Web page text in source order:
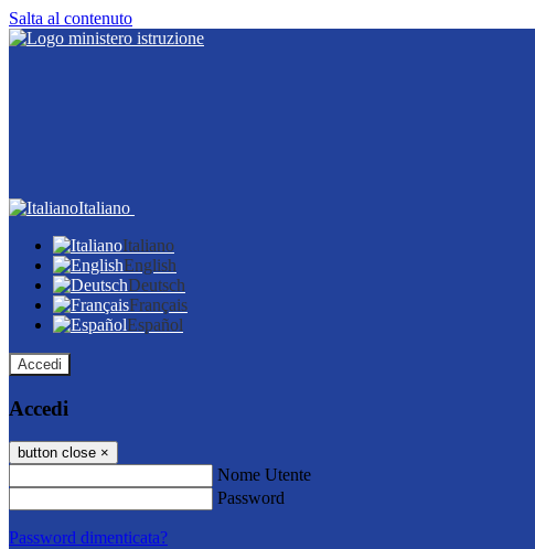
Salta al contenuto
Italiano
Italiano
English
Deutsch
Français
Español
Accedi
Accedi
button close ×
Nome Utente
Password
Password dimenticata?